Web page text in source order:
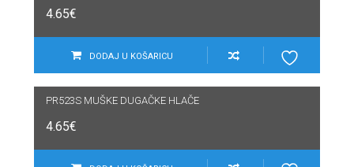
4.65€
DODAJ U KOŠARICU
PR523S MUŠKE DUGAČKE HLAČE
4.65€